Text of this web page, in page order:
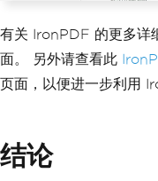
有关 IronPDF 的更多详
面。 另外请查看此
页面，以便进一步利用
结论